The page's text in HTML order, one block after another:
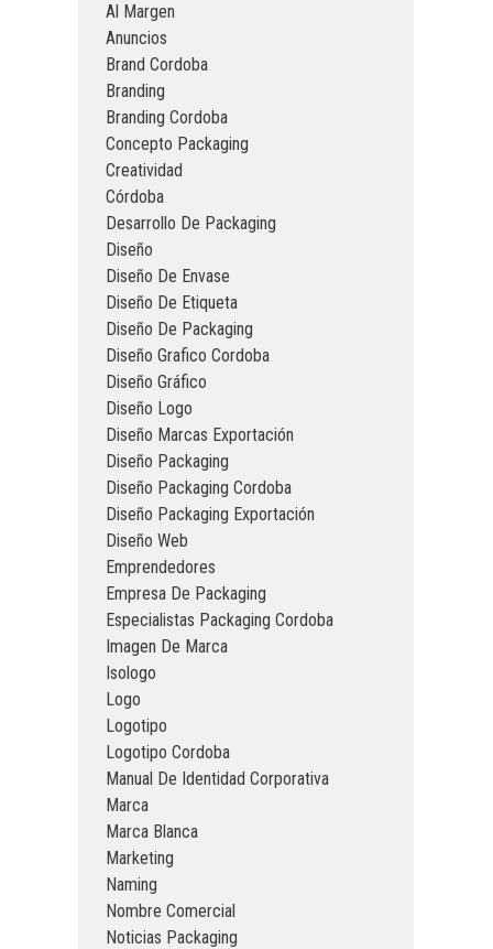
Al Margen
Anuncios
Brand Cordoba
Branding
Branding Cordoba
Concepto Packaging
Creatividad
Córdoba
Desarrollo De Packaging
Diseño
Diseño De Envase
Diseño De Etiqueta
Diseño De Packaging
Diseño Grafico Cordoba
Diseño Gráfico
Diseño Logo
Diseño Marcas Exportación
Diseño Packaging
Diseño Packaging Cordoba
Diseño Packaging Exportación
Diseño Web
Emprendedores
Empresa De Packaging
Especialistas Packaging Cordoba
Imagen De Marca
Isologo
Logo
Logotipo
Logotipo Cordoba
Manual De Identidad Corporativa
Marca
Marca Blanca
Marketing
Naming
Nombre Comercial
Noticias Packaging